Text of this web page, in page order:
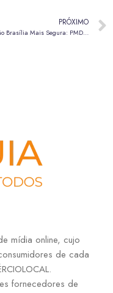
PRÓXIMO
Operação Brasília Mais Segura: PMDF reforça policiamento ostensivo com mais de 1,2 mil militares
mídia online, cujo
de cada
fornecedores de